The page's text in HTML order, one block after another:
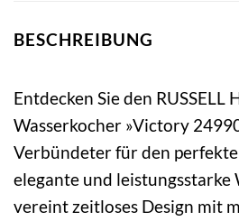
BESCHREIBUNG
Entdecken Sie den RUSSELL
Wasserkocher »Victory
Verbündeter für den
elegante und leistungsstarke
vereint zeitloses Design mit